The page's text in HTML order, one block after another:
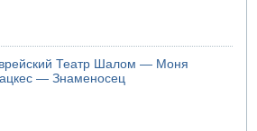
Театр Шалом — Моня
— Знаменосец